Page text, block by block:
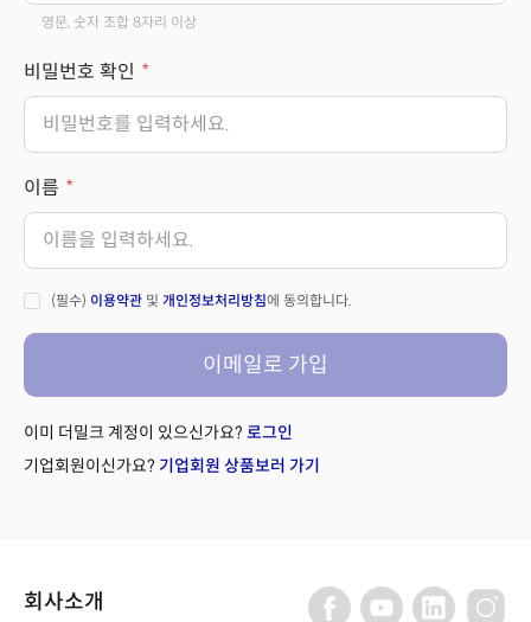
영문, 숫자 조합 8자리 이상
비밀번호 확인
이름
(필수) 이용약관 및 개인정보처리방침에 동의합니다.
이메일로 가입
이미 더밀크 계정이 있으신가요? 로그인
기업회원이신가요? 기업회원 상품보러 가기
회사소개